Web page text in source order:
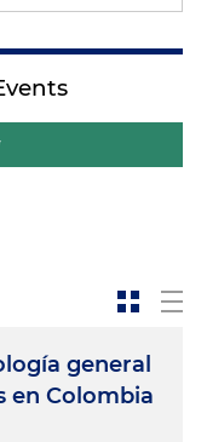
general
en Colombia